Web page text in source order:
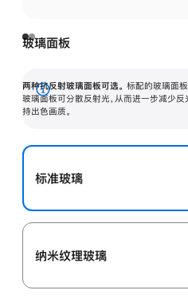
玻璃面板
两种抗反射玻璃面板可选。 标配的玻璃面
玻璃面板可分散反射光，从而进一步减少
持出色画质。
展
开
标准玻璃
纳米纹理玻璃